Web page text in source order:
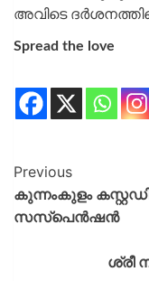
അവിടെ
Spread the love
Previous
കുന്നംകുളം
സസ്പെൻഷൻ
ശ്രീ